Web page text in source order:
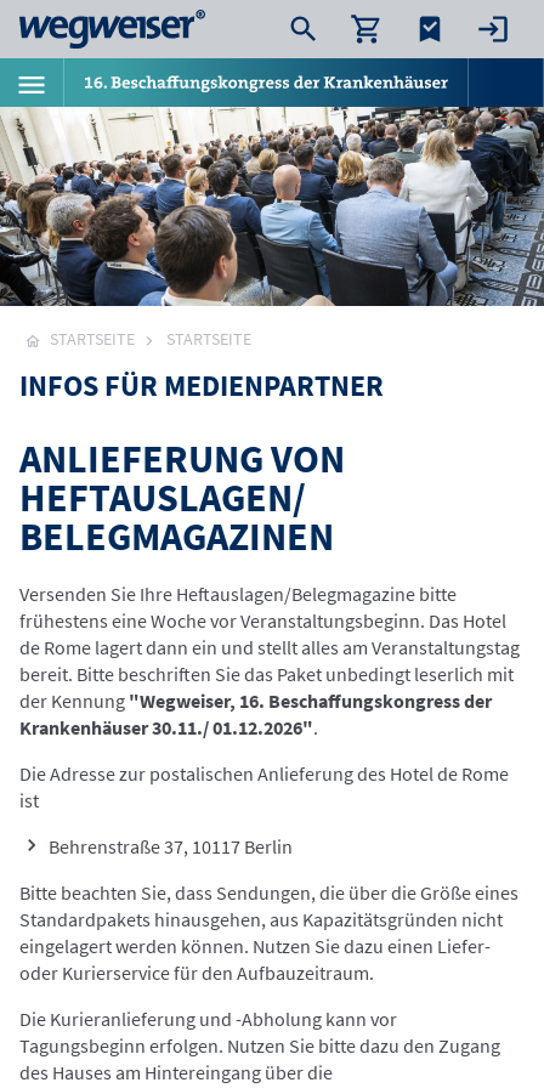
STARTSEITE STARTSEITE
INFOS FÜR MEDIENPARTNER
ANLIEFERUNG VON
HEFTAUSLAGEN/
BELEGMAGAZINEN
Versenden Sie Ihre Heftauslagen/Belegmagazine bitte
frühestens eine Woche vor Veranstaltungsbeginn. Das Hotel
de Rome lagert dann ein und stellt alles am Veranstaltungstag
bereit. Bitte beschriften Sie das Paket unbedingt leserlich mit
der Kennung "Wegweiser, 16. Beschaffungskongress der
Krankenhäuser 30.11./ 01.12.2026".
Die Adresse zur postalischen Anlieferung des Hotel de Rome
ist
Behrenstraße 37, 10117 Berlin
Bitte beachten Sie, dass Sendungen, die über die Größe eines
Standardpakets hinausgehen, aus Kapazitätsgründen nicht
eingelagert werden können. Nutzen Sie dazu einen Liefer-
oder Kurierservice für den Aufbauzeitraum.
Die Kurieranlieferung und -Abholung kann vor
Tagungsbeginn erfolgen. Nutzen Sie bitte dazu den Zugang
des Hauses am Hintereingang über die